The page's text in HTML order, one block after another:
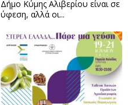
Δήμο Κύμης Αλιβερίου είναι σε
ύφεση, αλλά οι...